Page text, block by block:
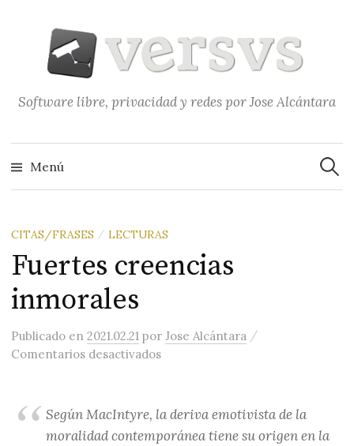
contenido
Software libre, privacidad y redes por Jose Alcántara
Menú
CITAS/FRASES / LECTURAS
Fuertes creencias
inmorales
Publicado en2021.02.21 porJose Alcántara /
Comentarios desactivadosen Fuertes creencias inmorales
Según MacIntyre, la deriva emotivista de la
moralidad contemporánea tiene su origen en la